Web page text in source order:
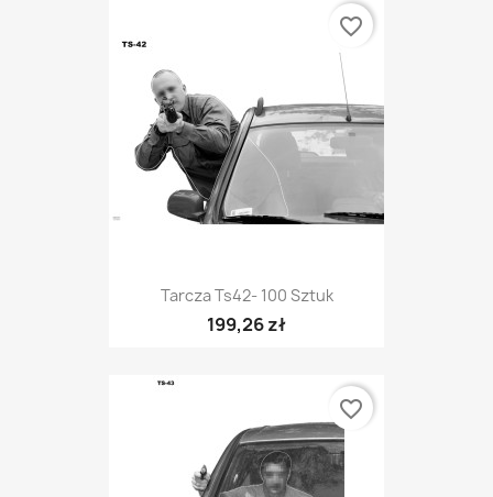
Tarcza Ts42- 100 Sztuk
199,26 zł
favorite_border
favorite_border